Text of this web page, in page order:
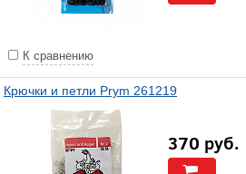
К сравнению
Крючки и петли Prym 261219
370 руб.